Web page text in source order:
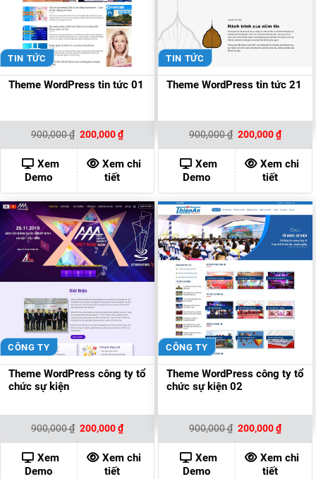
TIN TỨC
Theme WordPress tin tức 01
900,000₫ Giá
gốc
là:
900,000 ₫.
200,000₫Giá
hiện
tại
là:
200,000 ₫.
Xem
Demo
Xem chi
tiết
TIN TỨC
Theme WordPress tin tức 21
900,000₫ Giá
gốc
là:
900,000 ₫.
200,000₫Giá
hiện
tại
là:
Xem
Demo
Xem chi
tiết
CÔNG TY
Theme WordPress công ty tổ
chức sự kiện
900,000₫ Giá
là:
900,000 ₫.
200,000₫Giá
hiện
tại
là:
200,000 ₫.
Xem
Demo
Xem chi
tiết
CÔNG TY
Theme WordPress công ty tổ
chức sự kiện 02
900,000₫ Giá
là:
900,000 ₫.
200,000₫Giá
hiện
tại
là:
Xem
Demo
Xem chi
tiết